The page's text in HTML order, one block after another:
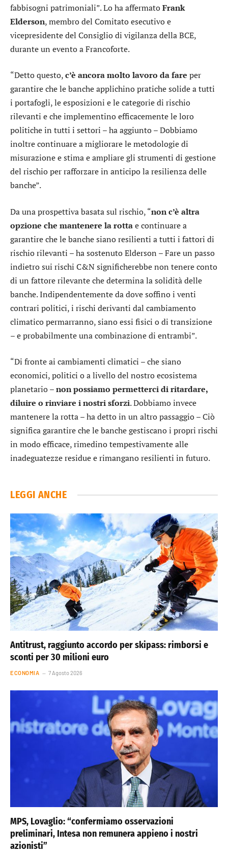
fabbisogni patrimoniali”. Lo ha affermatoFrank
Elderson, membro del Comitato esecutivo e
vicepresidente del Consiglio di vigilanza della BCE,
durante un evento a Francoforte.
“Detto questo,c’è ancora molto lavoro da fare per
garantire che le banche applichino pratiche solide a tutti
i portafogli, le esposizioni e le categorie di rischio
rilevanti e che implementino efficacemente le loro
politiche in tutti i settori – ha aggiunto – Dobbiamo
inoltre continuare a migliorare le metodologie di
misurazione e stima e ampliare gli strumenti di gestione
del rischio per rafforzare in anticipo la resilienza delle
banche”.
Da una prospettiva basata sul rischio, “non c’è altra
opzione che mantenere la rottae continuare a
garantire che le banche siano resilienti a tutti i fattori di
rischio rilevanti – ha sostenuto Elderson – Fare un passo
indietro sui rischi C&N significherebbe non tenere conto
di un fattore rilevante che determina la solidità delle
banche. Indipendentemente da dove soffino i venti
contrari politici, i rischi derivanti dal cambiamento
climatico permarranno, siano essi fisici o di transizione
– e probabilmente una combinazione di entrambi”.
“Di fronte ai cambiamenti climatici – che siano
economici, politici o a livello del nostro ecosistema
planetario –non possiamo permetterci di ritardare,
diluire o rinviare i nostri sforzi. Dobbiamo invece
mantenere la rotta – ha detto in un altro passaggio – Ciò
significa garantire che le banche gestiscano i propri rischi
in modo efficace, rimedino tempestivamente alle
inadeguatezze residue e rimangano resilienti in futuro.
LEGGI ANCHE
Antitrust, raggiunto accordo per skipass: rimborsi e
sconti per 30 milioni euro
ECONOMIA 7 Agosto 2026
MPS, Lovaglio: “confermiamo osservazioni
preliminari, Intesa non remunera appieno i nostri
azionisti”